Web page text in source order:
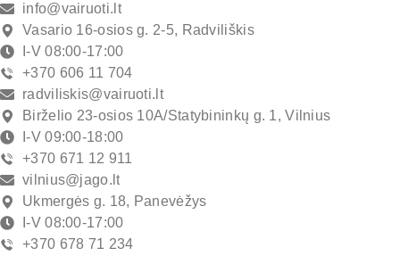
info@vairuoti.lt
Vasario 16-osios g. 2-5, Radviliškis
I-V 08:00-17:00
+370 606 11 704
radviliskis@vairuoti.lt
Birželio 23-osios 10A/Statybininkų g. 1, Vilnius
I-V 09:00-18:00
+370 671 12 911
vilnius@jago.lt
Ukmergės g. 18, Panevėžys
I-V 08:00-17:00
+370 678 71 234